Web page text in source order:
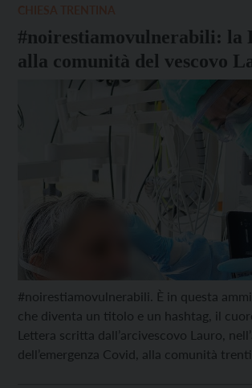
#noirestiamovulnerabili: la
alla comunità del vescovo
#noirestiamovulnerabili. È in questa
che diventa un titolo e un hashtag, il
Lettera scritta dall’arcivescovo Lauro,
dell’emergenza Covid, alla comunità